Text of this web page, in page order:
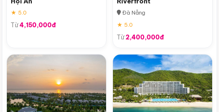
★ 5.0
Từ4,150,000đ
Đà Nẵng
★ 5.0
Từ2,400,000đ